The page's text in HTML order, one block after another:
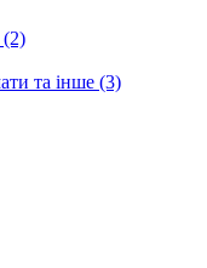
(2)
та інше (3)